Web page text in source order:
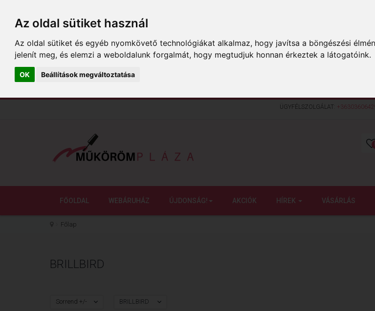
Az oldal sütiket használ
Az oldal sütiket és egyéb nyomkövető technológiákat alkalmaz, hogy javítsa a böngészési
jelenít meg, és elemzi a weboldalunk forgalmát, hogy megtudjuk honnan érkeztek a látogatóink.
OK Beállítások megváltoztatása
ÜGYFÉLSZOLGÁLAT:
FŐOLDAL WEBÁRUHÁZ ÚJDONSÁG! AKCIÓK HÍREK VÁSÁRLÁS
Főlap
BRILLBIRD
Sorrend +/- BRILLBIRD